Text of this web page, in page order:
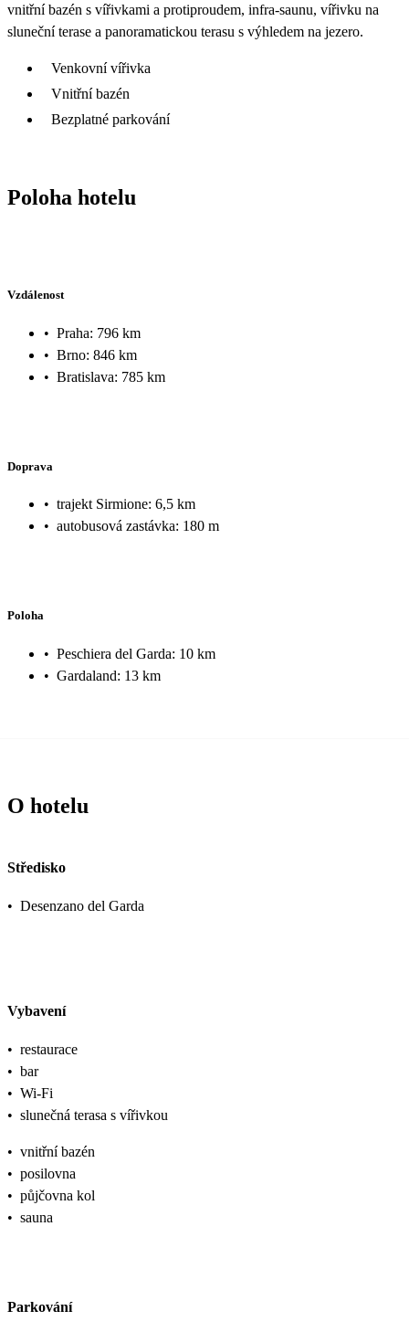
vnitřní bazén s vířivkami a protiproudem, infra‑saunu, vířivku na
sluneční terase a panoramatickou terasu s výhledem na jezero.
Venkovní vířivka
Vnitřní bazén
Bezplatné parkování
Poloha hotelu
Vzdálenost
• Praha: 796 km
• Brno: 846 km
• Bratislava: 785 km
Doprava
• trajekt Sirmione: 6,5 km
• autobusová zastávka: 180 m
Poloha
• Peschiera del Garda: 10 km
• Gardaland: 13 km
O hotelu
Středisko
• Desenzano del Garda
Vybavení
• restaurace
• bar
• Wi-Fi
• slunečná terasa s vířivkou
• vnitřní bazén
• posilovna
• půjčovna kol
• sauna
Parkování